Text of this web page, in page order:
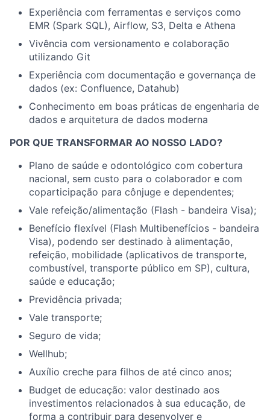
Experiência com ferramentas e serviços como
EMR (Spark SQL), Airflow, S3, Delta e Athena
Vivência com versionamento e colaboração
utilizando Git
Experiência com documentação e governança de
dados (ex: Confluence, Datahub)
Conhecimento em boas práticas de engenharia de
dados e arquitetura de dados moderna
POR QUE TRANSFORMAR AO NOSSO LADO?
Plano de saúde e odontológico com cobertura
nacional, sem custo para o colaborador e com
coparticipação para cônjuge e dependentes;
Vale refeição/alimentação (Flash - bandeira Visa);
Benefício flexível (Flash Multibenefícios - bandeira
Visa), podendo ser destinado à alimentação,
refeição, mobilidade (aplicativos de transporte,
combustível, transporte público em SP), cultura,
saúde e educação;
Previdência privada;
Vale transporte;
Seguro de vida;
Wellhub;
Auxílio creche para filhos de até cinco anos;
Budget de educação: valor destinado aos
investimentos relacionados à sua educação, de
forma a contribuir para desenvolver e